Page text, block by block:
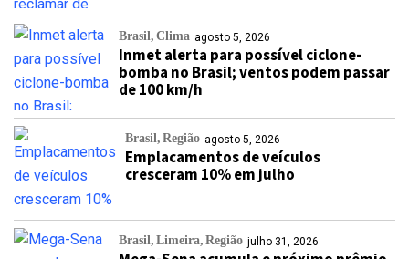
Brasil Clima agosto 5, 2026
Inmet alerta para possível ciclone-
bomba no Brasil; ventos podem passar
de 100 km/h
Brasil Região agosto 5, 2026
Emplacamentos de veículos
cresceram 10% em julho
Brasil Limeira Região julho 31, 2026